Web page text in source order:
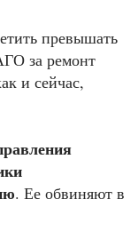
превышать
за ремонт
и сейчас,
. Ее обвиняют в